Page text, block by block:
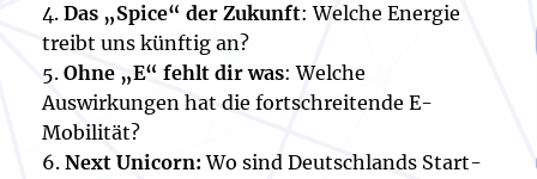
4. Das „Spice“ der Zukunft: Welche Energie
treibt uns künftig an?
5. Ohne „E“ fehlt dir was: Welche
Auswirkungen hat die fortschreitende E-
Mobilität?
6. Next Unicorn: Wo sind Deutschlands Start-